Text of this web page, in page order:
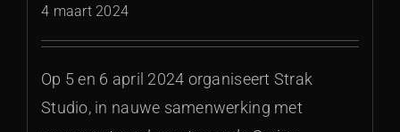
4 maart 2024
Op 5 en 6 april 2024 organiseert Strak
Studio, in nauwe samenwerking met